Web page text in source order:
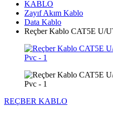
KABLO
Zayıf Akım Kablo
Data Kablo
Reçber Kablo CAT5E U/
REÇBER KABLO